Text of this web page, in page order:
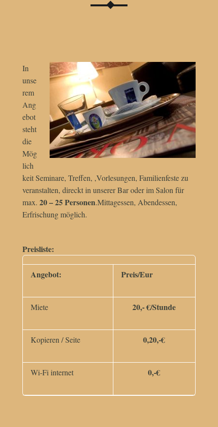
In
unse
rem
Ang
ebot
steht
die
Mög
lich
keit Seminare, Treffen, ,Vorlesungen, Familienfeste zu
veranstalten, direckt in unserer Bar oder im Salon für
max. 20 – 25 Personen.Mittagessen, Abendessen,
Erfrischung möglich.
Preisliste:
Angebot: Preis/Eur
Miete 20,- €/Stunde
Kopieren / Seite 0,20,-€
Wi-Fi internet 0,-€